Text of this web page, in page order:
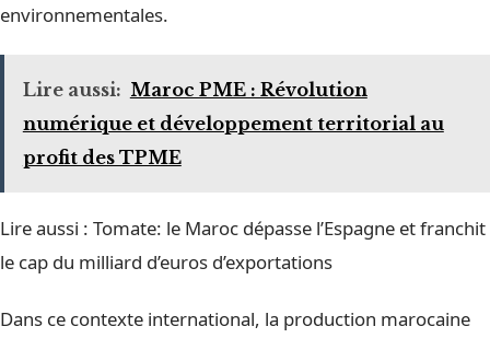
environnementales.
Lire aussi: Maroc PME : Révolution
numérique et développement territorial au
profit des TPME
Lire aussi : Tomate: le Maroc dépasse l’Espagne et franchit
le cap du milliard d’euros d’exportations
Dans ce contexte international, la production marocaine